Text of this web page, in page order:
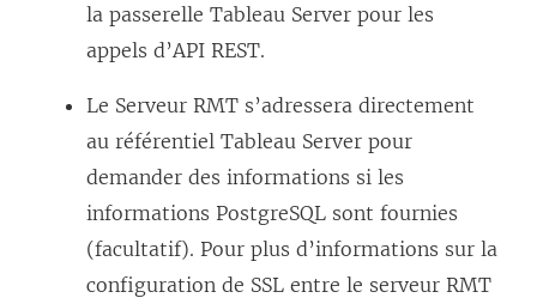
la passerelle Tableau Server pour les
appels d’API REST.
Le Serveur RMT s’adressera directement
au référentiel Tableau Server pour
demander des informations si les
informations PostgreSQL sont fournies
(facultatif). Pour plus d’informations sur la
configuration de SSL entre le serveur RMT